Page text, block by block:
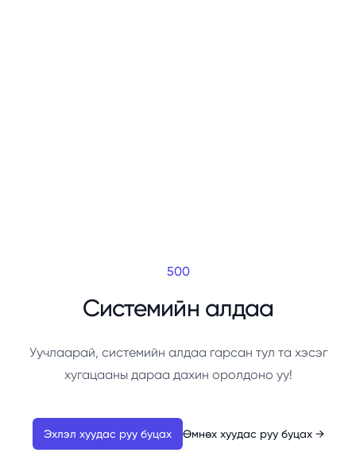
500
Системийн алдаа
Уучлаарай, системийн алдаа гарсан тул та хэсэг
хугацааны дараа дахин оролдоно уу!
Эхлэл хуудас руу буцах Өмнөх хуудас руу буцах →